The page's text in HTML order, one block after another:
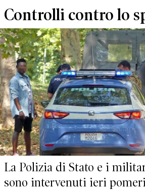
Controlli contro lo
La Polizia di Stato e i
sono intervenuti ieri